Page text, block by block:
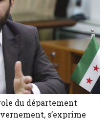
du département
s’exprime